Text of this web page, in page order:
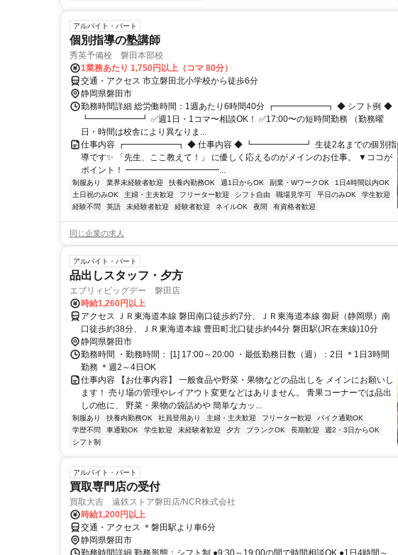
アルバイト・パート
個別指導の塾講師
秀英予備校 磐田本部校
1業務あたり 1,750円以上（コマ 80分）
交通・アクセス 市立磐田北小学校から徒歩6分
静岡県磐田市
勤務時間詳細 総労働時間：1週あたり6時間40分 ┏━━━━━━┓ ◆ シフト例 ◆
┗━━━━━━┛ ✅週1日・1コマ〜相談OK！ ✅17:00〜の短時間勤務 （勤務曜
日・時間は校舎により異なりま...
仕事内容 ┏━━━━━━┓ ◆ 仕事内容 ◆ ┗━━━━━━┛ 生徒2名までの個別指
導です✨ 「先生、ここ教えて！」 に優しく応えるのがメインのお仕事。 ▼ココが
ポイント！ ━━━━━━━━━━━...
制服あり 業界未経験者歓迎 扶養内勤務OK 週1日からOK 副業・WワークOK
1日4時間以内OK
土日祝のみOK
主婦・主夫歓迎 フリーター歓迎 シフト自由 職場見学可 平日のみOK
学生歓迎
経験不問
英語 未経験者歓迎 経験者歓迎 ネイルOK 夜間 有資格者歓迎
同じ企業の求人
アルバイト・パート
品出しスタッフ・夕方
エブリィビッグデー 磐田店
時給1,260円以上
アクセス ＪＲ東海道本線 磐田南口徒歩約7分、ＪＲ東海道本線 御厨（静岡県）南
口徒歩約38分、ＪＲ東海道本線 豊田町北口徒歩約44分 磐田駅(JR在来線)10分
静岡県磐田市
勤務時間 ・勤務時間： [1] 17:00～20:00 ・最低勤務日数（週）：2日 ＊1日3時間
勤務 ＊週2～4日OK
仕事内容 【お仕事内容】 一般食品や野菜・果物などの品出しを メインにお願いし
ます！ 売り場の管理やレイアウト変更などはありません。 青果コーナーでは品出
しの他に、 野菜・果物の袋詰めや 簡単なカッ...
制服あり 扶養内勤務OK 社員登用あり 主婦・主夫歓迎 フリーター歓迎
バイク通勤OK
学歴不問
車通勤OK 学生歓迎 未経験者歓迎 夕方 ブランクOK 長期歓迎
週2・3日からOK
シフト制
アルバイト・パート
買取専門店の受付
買取大吉 遠鉄ストア磐田店/NCR株式会社
時給1,200円以上
交通・アクセス ＊磐田駅より車6分
静岡県磐田市
勤務時間詳細 勤務形態：シフト制 ●9:30～19:00の間で時間相談OK ●1日4時間～